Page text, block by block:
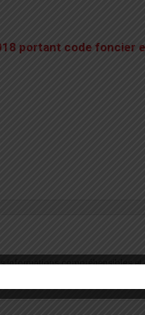
portant code foncier
informations compréhensibles
routière. Je suis passionné